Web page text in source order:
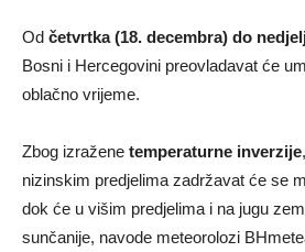
Od četvrtka (18. decembra) do
Bosni i Hercegovini preovladavat će
oblačno vrijeme.
Zbog izražene temperaturne inverzije
nizinskim predjelima zadržavat će se
dok će u višim predjelima i na jugu
sunčanije, navode meteorolozi